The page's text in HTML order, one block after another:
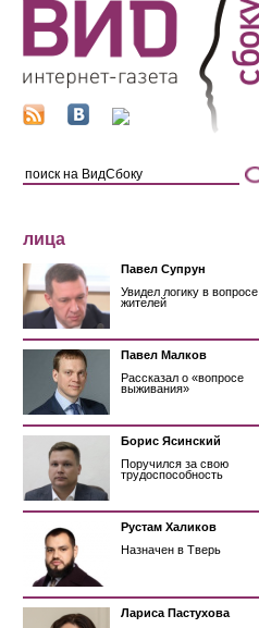
лица
Павел Супрун
Увидел логику в вопросе
жителей
Павел Малков
Рассказал о «вопросе
выживания»
Борис Ясинский
Поручился за свою
трудоспособность
Рустам Халиков
Назначен в Тверь
Лариса Пастухова